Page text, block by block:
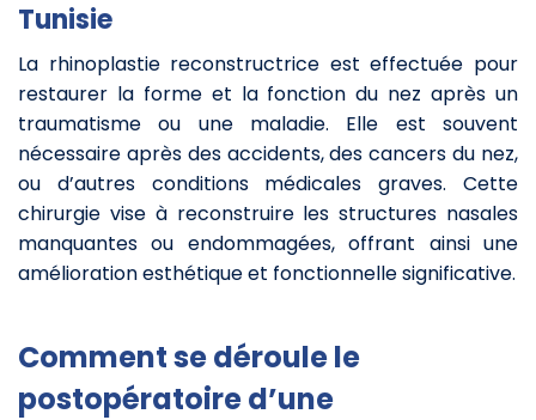
Tunisie
La rhinoplastie reconstructrice est effectuée pour
restaurer la forme et la fonction du nez après un
traumatisme ou une maladie. Elle est souvent
nécessaire après des accidents, des cancers du nez,
ou d’autres conditions médicales graves. Cette
chirurgie vise à reconstruire les structures nasales
manquantes ou endommagées, offrant ainsi une
amélioration esthétique et fonctionnelle significative.
Comment se déroule le
postopératoire d’une